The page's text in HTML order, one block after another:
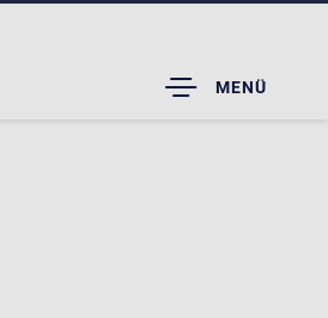
TOGGLE
DROPDOWN
MENÜ